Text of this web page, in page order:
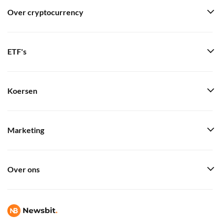
Over cryptocurrency
ETF's
Koersen
Marketing
Over ons